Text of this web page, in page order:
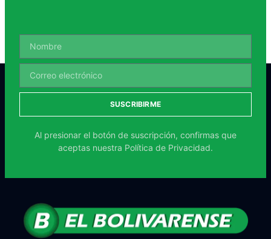
SUSCRIBIRME
Al presionar el botón de suscripción, confirmas que
aceptas nuestra Política de Privacidad.